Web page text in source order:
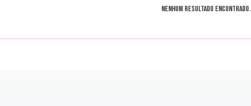
Nenhum resultado encontrado.